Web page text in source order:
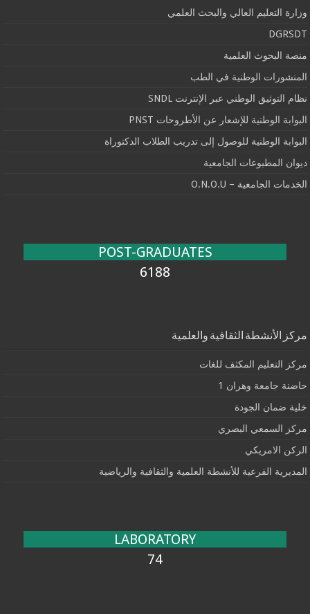
وزارة التعليم العالي والبحث العلمي
DGRSDT
منصة البحوث العلمية
المنشورات الوطنية في الطب
نظام التوثيق الوطني عبر الإنترنت SNDL
البوابة الوطنية للإشعار عن الأطروحات PNST
البوابة الوطنية للوصول إلى تدريب الطلاب الدكتوراة
ديوان المطبوعات الجامعية
الخدمات الجامعية – O.N.O.U
POST-GRADUATES
6188
مركز الأنشطة الثقافية والعلمية
مركز التعليم المكثف للغات
حاضنة جامعة وهران 1
خلية ضمان الجودة
مركز السمعي البصري
الركن الامريكي
المديرية الفرعية للأنشطة العلمية والثقافية والرياضية
LABORATORY
74